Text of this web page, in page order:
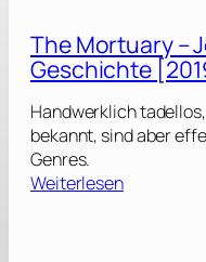
The Mortuary –
Geschichte
Handwerklich
bekannt, sind aber
Genres.
Weiterlesen: